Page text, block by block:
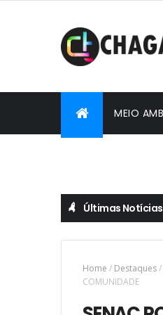
MEIO
Últimas Notícias
Home / Destaques/
COMUNIDADE